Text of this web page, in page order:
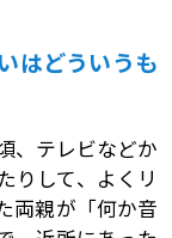
はどういうも
、テレビなどか
りして、よくリ
両親が「何か音